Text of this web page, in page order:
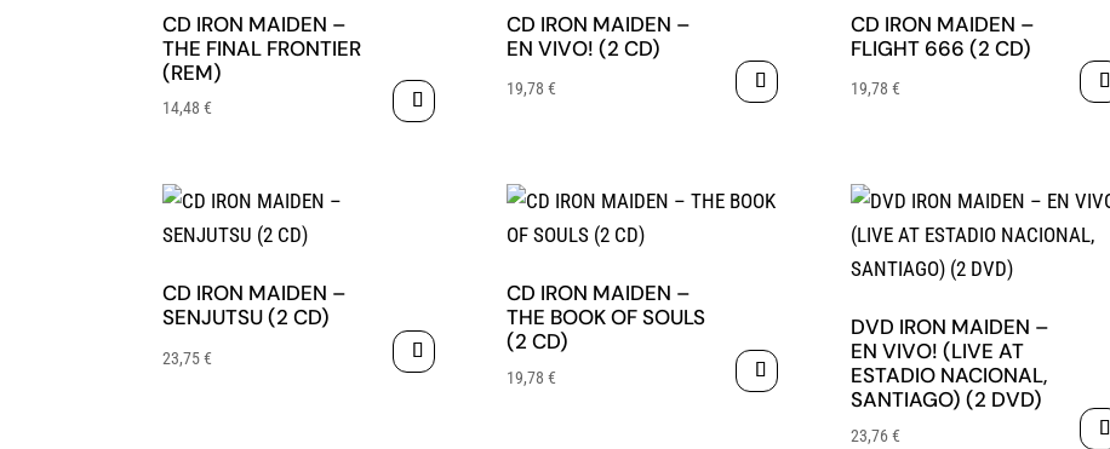
CD IRON MAIDEN –
THE FINAL FRONTIER
(REM)
14,48€
CD IRON MAIDEN –
EN VIVO! (2 CD)
19,78 €
CD IRON MAIDEN –
FLIGHT 666 (2 CD)
19,78 €
CD IRON MAIDEN –
SENJUTSU (2 CD)
23,75€
CD IRON MAIDEN –
THE BOOK OF SOULS
(2 CD)
19,78 €
DVD IRON MAIDEN –
EN VIVO! (LIVE AT
ESTADIO NACIONAL,
SANTIAGO) (2 DVD)
23,76€